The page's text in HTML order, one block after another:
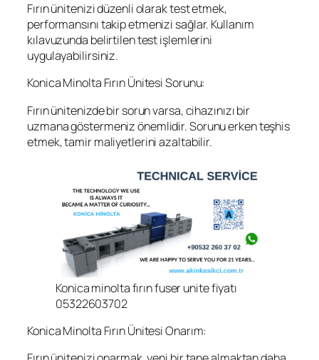
Fırın ünitenizi düzenli olarak test etmek,
performansını takip etmenizi sağlar. Kullanım
kılavuzunda belirtilen test işlemlerini
uygulayabilirsiniz.
Konica Minolta Fırın Ünitesi Sorunu:
Fırın ünitenizde bir sorun varsa, cihazınızı bir
uzmana göstermeniz önemlidir. Sorunu erken teşhis
etmek, tamir maliyetlerini azaltabilir.
Konica minolta fırın fuser unite fiyatı
05322603702
Konica Minolta Fırın Ünitesi Onarım: